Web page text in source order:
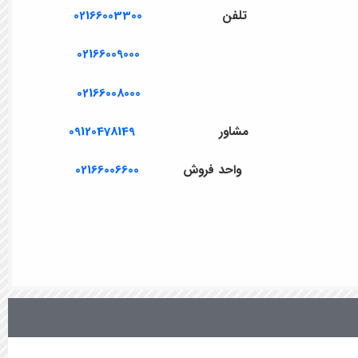
تلفن 02166003300
02166009000
02166008000
مشاور09120478149
واحد فروش 02166006600